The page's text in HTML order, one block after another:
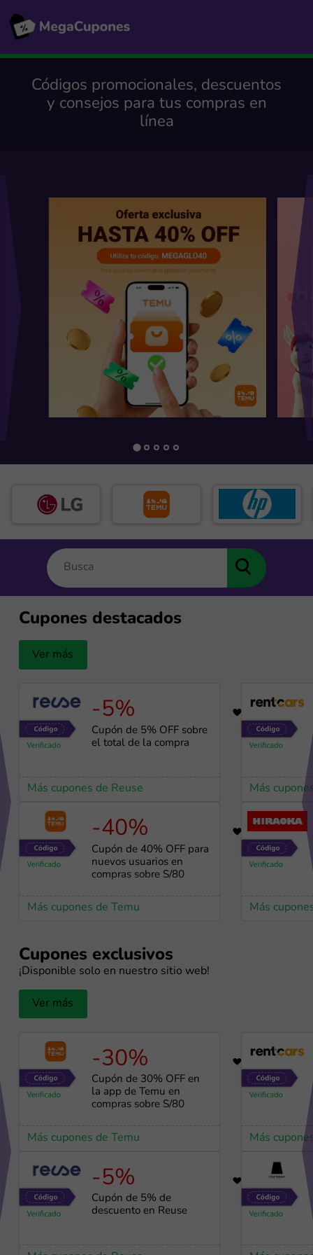
Códigos promocionales, descuentos
y consejos para tus compras en
línea
Cupones destacados
Ver más
-5%
Cupón de 5% OFF sobre
el total de la compra
Más cupones de Reuse
-40%
Cupón de 40% OFF para
nuevos usuarios en
compras sobre S/80
Más cupones de Temu
Más
Más
Cupones exclusivos
¡Disponible solo en nuestro sitio web!
Ver más
-30%
Cupón de 30% OFF en
la app de Temu en
compras sobre S/80
Más cupones de Temu
-5%
Cupón de 5% de
descuento en Reuse
Más